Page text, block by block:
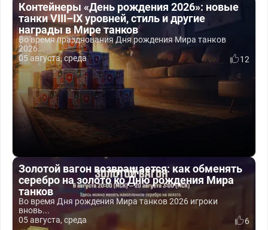
Контейнеры «День рождения 2026»: новые
танки VIII–IX уровней, стиль и другие
награды в Мире танков
Во время празднования Дня рождения Мира танков
2026...
05 августа, среда
12
Золотой вагон возвращается: как обменять
серебро на золото ко Дню рождения Мира
танков
Во время Дня рождения Мира танков 2026 игроки
вновь...
05 августа, среда
6